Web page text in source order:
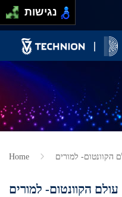
Skip to main content
Passer au contenu principal
Home
הקוונטום- למורים
נגישות